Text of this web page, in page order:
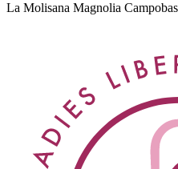
La Molisana Magnolia